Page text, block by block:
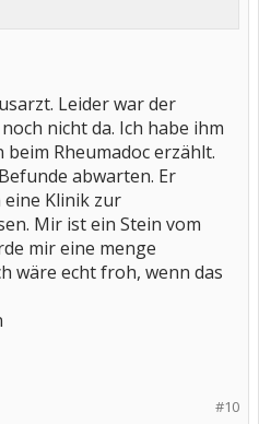
Leider war der
nicht da. Ich habe ihm
Rheumadoc erzählt.
abwarten. Er
Klinik zur
Mir ist ein Stein vom
mir eine menge
wäre echt froh, wenn das
#10